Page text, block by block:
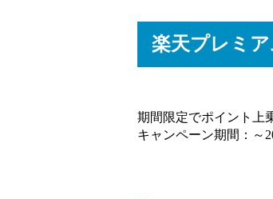
楽天プレミ
期間限定でポイント上
キャンペーン期間：～